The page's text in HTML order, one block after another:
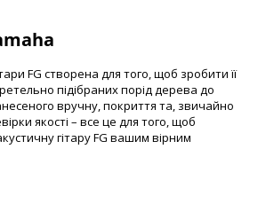
FG створена для того, щоб зробити її
підібраних порід дерева до
вручну, покриття та, звичайно
якості – все це для того, щоб
гітару FG вашим вірним